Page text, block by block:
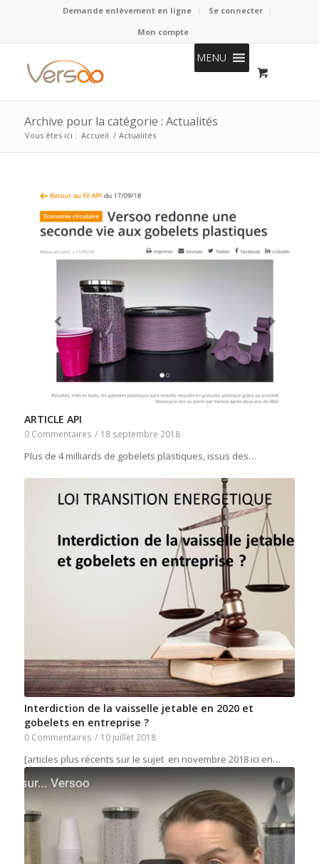
Demande enlèvement en ligne
Se connecter
Mon compte
MENU
Archive pour la catégorie : Actualités
Vous êtes ici : Accueil / Actualités
ARTICLE API
0 Commentaires / 18 septembre 2018
Plus de 4 milliards de gobelets plastiques, issus des…
Interdiction de la vaisselle jetable en 2020 et
gobelets en entreprise ?
0 Commentaires / 10 juillet 2018
[articles plus récents sur le sujet en novembre 2018 ici en…